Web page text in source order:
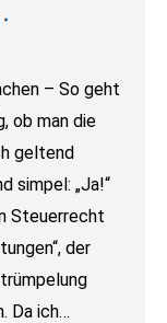
– So geht
ob man die
geltend
simpel: „Ja!“
Steuerrecht
der
Da ich…